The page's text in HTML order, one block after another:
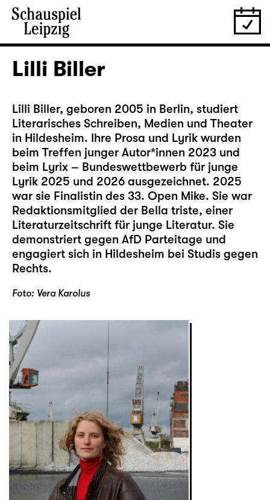
Lilli Biller
Lilli Biller, geboren 2005 in Berlin, studiert
Literarisches Schreiben, Medien und Theater
in Hildesheim. Ihre Prosa und Lyrik wurden
beim Treffen junger Autor*innen 2023 und
beim Lyrix – Bundeswettbewerb für junge
Lyrik 2025 und 2026 ausgezeichnet. 2025
war sie Finalistin des 33. Open Mike. Sie war
Redaktionsmitglied der Bella triste, einer
Literaturzeitschrift für junge Literatur. Sie
demonstriert gegen AfD Parteitage und
engagiert sich in Hildesheim bei Studis gegen
Rechts.
Foto: Vera Karolus